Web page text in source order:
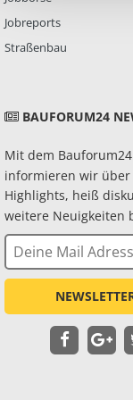
Jobreports
Straßenbau
BAUFORUM24
Mit dem
informieren wir über
Highlights, heiß
weitere Neuigkeiten